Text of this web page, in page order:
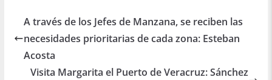
A través de los Jefes de Manzana, se reciben las
necesidades prioritarias de cada zona: Esteban
Acosta
Visita Margarita el Puerto de Veracruz: Sánchez